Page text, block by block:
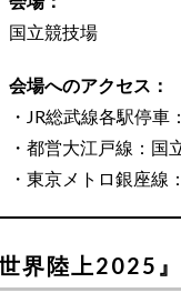
国立競技場
会場へのアクセス：
・JR総武線各駅停
・都営大江戸線：国
・東京メトロ銀座線
世界陸上2025